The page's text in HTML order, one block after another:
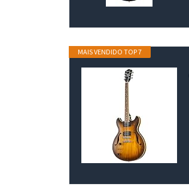
MAIS VENDIDO TOP 7